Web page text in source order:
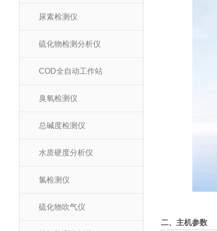
尿素检测仪
硫化物检测分析仪
COD全自动工作站
臭氧检测仪
总碱度检测仪
水质硬度分析仪
氯检测仪
硫化物吹气仪
二、主机参数